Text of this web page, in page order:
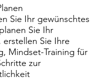
Sie Ihr gewünschtes
Sie Ihr
erstellen Sie Ihre
Mindset-Training für
zur